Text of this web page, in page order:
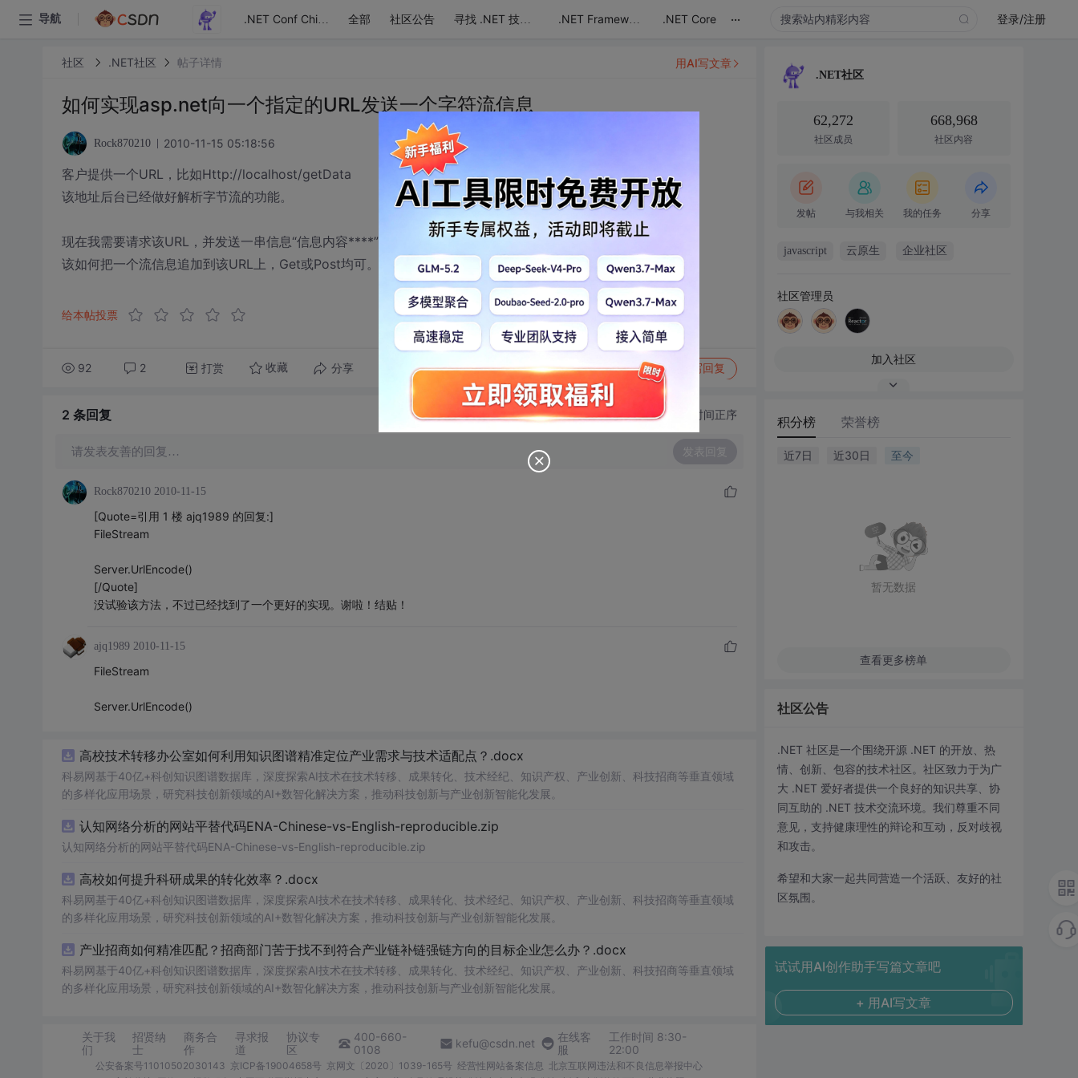
导航 .NET Conf China 全部 社区公告 寻找 .NET 技术达人 .NET Framework .NET Core ... 登录/注册
社区 .NET社区 帖子详情
如何实现asp.net向一个指定的URL发送一个字符流信息
Rock870210 2010-11-15 05:18:56
客户提供一个URL，比如Http://localhost/getData
该地址后台已经做好解析字节流的功能。
现在我需要请求该URL，并发送一串信息“信息内容****”，前提是该信息要以流的形式发送，
该如何把一个流信息追加到该URL上，Get或Post均可。
给本帖投票
92 2 打赏 收藏 分享 转发到动态 举报 写回复
用AI写文章
2 条回复 切换为时间正序
请发表友善的回复… 发表回复
Rock870210 2010-11-15
[Quote=引用 1 楼 ajq1989 的回复:]
FileStream
Server.UrlEncode()
[/Quote]
没试验该方法，不过已经找到了一个更好的实现。谢啦！结贴！
ajq1989 2010-11-15
FileStream
Server.UrlEncode()
高校技术转移办公室如何利用知识图谱精准定位产业需求与技术适配点？.docx
科易网基于40亿+科创知识图谱数据库，深度探索AI技术在技术转移、成果转化、技术经纪、知识产权、产业创新、科技招商等垂直领域
的多样化应用场景，研究科技创新领域的AI+数智化解决方案，推动科技创新与产业创新智能化发展。
认知网络分析的网站平替代码ENA-Chinese-vs-English-reproducible.zip
认知网络分析的网站平替代码ENA-Chinese-vs-English-reproducible.zip
高校如何提升科研成果的转化效率？.docx
科易网基于40亿+科创知识图谱数据库，深度探索AI技术在技术转移、成果转化、技术经纪、知识产权、产业创新、科技招商等垂直领域
的多样化应用场景，研究科技创新领域的AI+数智化解决方案，推动科技创新与产业创新智能化发展。
产业招商如何精准匹配？招商部门苦于找不到符合产业链补链强链方向的目标企业怎么办？.docx
科易网基于40亿+科创知识图谱数据库，深度探索AI技术在技术转移、成果转化、技术经纪、知识产权、产业创新、科技招商等垂直领域
的多样化应用场景，研究科技创新领域的AI+数智化解决方案，推动科技创新与产业创新智能化发展。
关于我
们
招贤纳
士
商务合
作
寻求报
道
协议专
区
400-660-
0108
kefu@csdn.net
在线客
服
工作时间 8:30-
22:00
公安备案号11010502030143 京ICP备19004658号 京网文〔2020〕1039-165号 经营性网站备案信息 北京互联网违法和不良信息举报中心
.NET社区
62,272
社区成员
668,968
社区内容
发帖 与我相关 我的任务 分享
javascript 云原生 企业社区
社区管理员
加入社区
积分榜 荣誉榜
近7日 近30日 至今
暂无数据
查看更多榜单
社区公告
.NET 社区是一个围绕开源 .NET 的开放、热
情、创新、包容的技术社区。社区致力于为广
大 .NET 爱好者提供一个良好的知识共享、协
同互助的 .NET 技术交流环境。我们尊重不同
意见，支持健康理性的辩论和互动，反对歧视
和攻击。
希望和大家一起共同营造一个活跃、友好的社
区氛围。
试试用AI创作助手写篇文章吧
+ 用AI写文章